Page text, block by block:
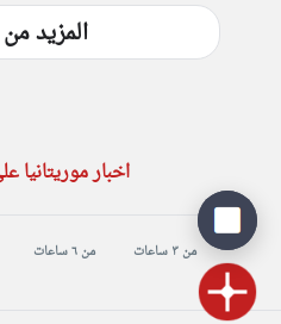
المزيد من
اخبار موريتانيا
من ٣ ساعات من ٦ ساعات